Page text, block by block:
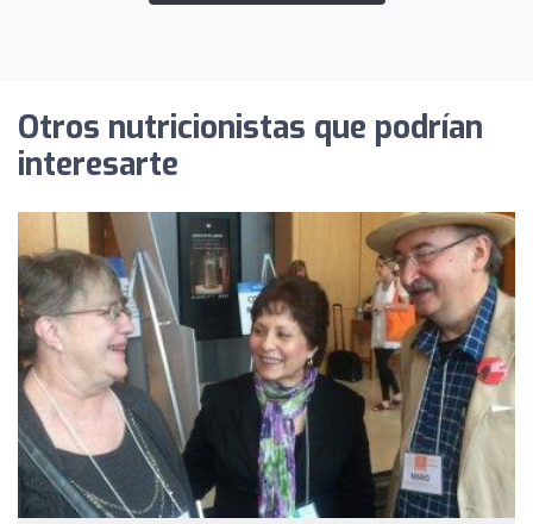
Otros nutricionistas que podrían
interesarte